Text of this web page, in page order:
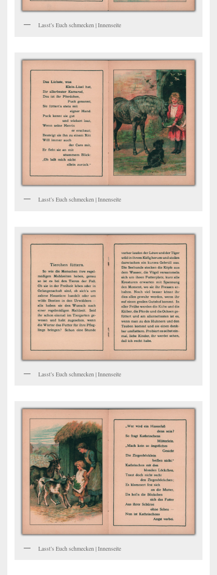
Lasst’s Euch schmecken | Innenseite
Lasst’s Euch schmecken | Innenseite
Lasst’s Euch schmecken | Innenseite
Lasst’s Euch schmecken | Innenseite